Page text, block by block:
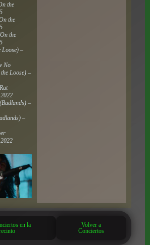
the
the
the
Loose) –
No
Loose) –
–
–
en la
Volver a
Conciertos